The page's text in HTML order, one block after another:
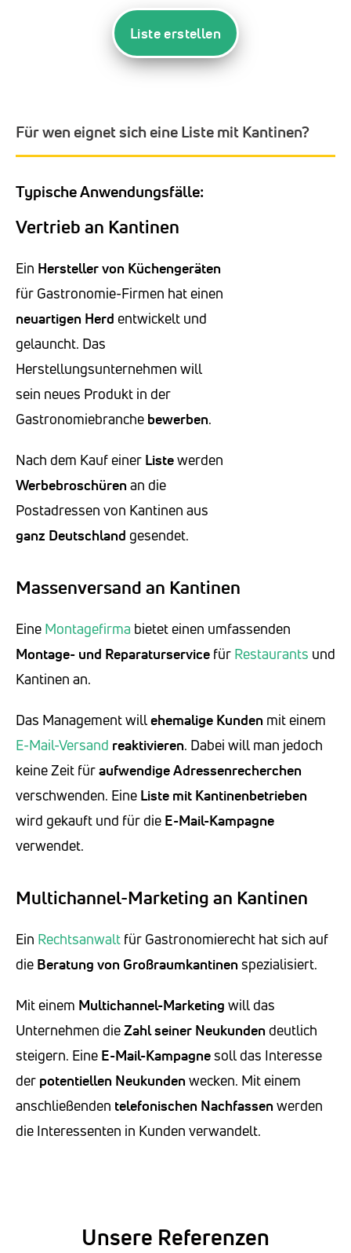
Liste erstellen
Für wen eignet sich eine Liste mit Kantinen?
Typische Anwendungsfälle:
Vertrieb an Kantinen
Ein Hersteller von Küchengeräten
für Gastronomie-Firmen hat einen
neuartigen Herd entwickelt und
gelauncht. Das
Herstellungsunternehmen will
sein neues Produkt in der
Gastronomiebranche bewerben.
Nach dem Kauf einer Listewerden
Werbebroschüren an die
Postadressen von Kantinen aus
ganz Deutschland gesendet.
Massenversand an Kantinen
Eine Montagefirma bietet einen umfassenden
Montage- und Reparaturservice für Restaurants und
Kantinen an.
Das Management willehemalige Kunden mit einem
E-Mail-Versand reaktivieren. Dabei will man jedoch
keine Zeit füraufwendige Adressenrecherchen
verschwenden. Eine Liste mit Kantinenbetrieben
wird gekauft und für die E-Mail-Kampagne
verwendet.
Multichannel-Marketing an Kantinen
Ein Rechtsanwalt für Gastronomierecht hat sich auf
die Beratung von Großraumkantinen spezialisiert.
Mit einem Multichannel-Marketing will das
Unternehmen dieZahl seiner Neukunden deutlich
steigern. Eine E-Mail-Kampagnesoll das Interesse
der potentiellen Neukunden wecken. Mit einem
anschließenden telefonischen Nachfassen werden
die Interessenten in Kunden verwandelt.
Unsere Referenzen